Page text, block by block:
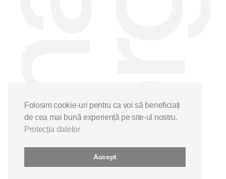
Folosim cookie-uri pentru ca voi să beneficiați
de cea mai bună experiență pe site-ul nostru.
Protecția datelor
Accept